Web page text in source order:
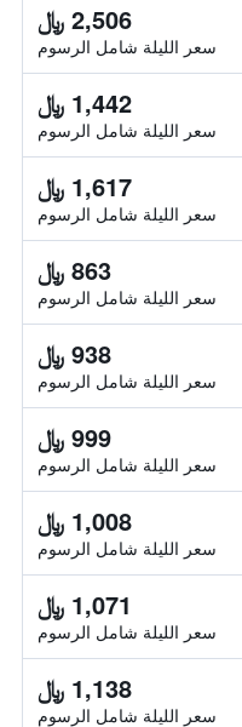
2,506 ﷼
سعر الليلة شامل الرسوم
1,442 ﷼
سعر الليلة شامل الرسوم
1,617 ﷼
سعر الليلة شامل الرسوم
863 ﷼
سعر الليلة شامل الرسوم
938 ﷼
سعر الليلة شامل الرسوم
999 ﷼
سعر الليلة شامل الرسوم
1,008 ﷼
سعر الليلة شامل الرسوم
1,071 ﷼
سعر الليلة شامل الرسوم
1,138 ﷼
سعر الليلة شامل الرسوم